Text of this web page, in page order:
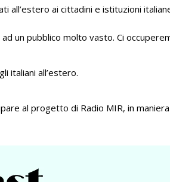
all’estero ai cittadini e istituzioni
un pubblico molto vasto. Ci
italiani all’estero.
al progetto di Radio MIR, in